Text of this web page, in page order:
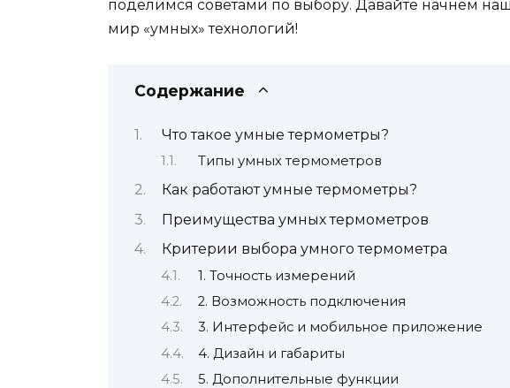
поделимся советами по выбору. Давайте начнем
мир «умных» технологий!
Содержание
Что такое умные термометры?
Типы умных термометров
Как работают умные термометры?
Преимущества умных термометров
Критерии выбора умного термометра
1. Точность измерений
2. Возможность подключения
3. Интерфейс и мобильное приложение
4. Дизайн и габариты
5. Дополнительные функции